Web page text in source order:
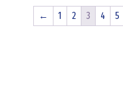
← 1 2 3 4 5